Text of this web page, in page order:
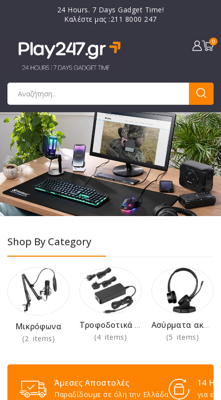
24 Hours. 7 Days Gadget Time!
Καλέστε μας :211 8000 247
0
Shop By Category
Μικρόφωνα
(2 items)
Τροφοδοτικά 230V
(4 items)
Ασύρματα ακουστικά για χρήση στο γραφείο
(5 items)
Άμεσες Αποστολές
Παραδίδουμε σε όλη την Ελλάδα
14
για